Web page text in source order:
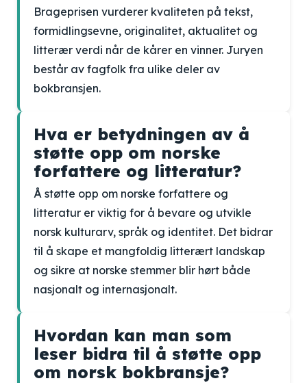
Brageprisen vurderer kvaliteten på tekst,
formidlingsevne, originalitet, aktualitet og
litterær verdi når de kårer en vinner. Juryen
består av fagfolk fra ulike deler av
bokbransjen.
Hva er betydningen av å
støtte opp om norske
forfattere og litteratur?
Å støtte opp om norske forfattere og
litteratur er viktig for å bevare og utvikle
norsk kulturarv, språk og identitet. Det bidrar
til å skape et mangfoldig litterært landskap
og sikre at norske stemmer blir hørt både
nasjonalt og internasjonalt.
Hvordan kan man som
leser bidra til å støtte opp
om norsk bokbransje?